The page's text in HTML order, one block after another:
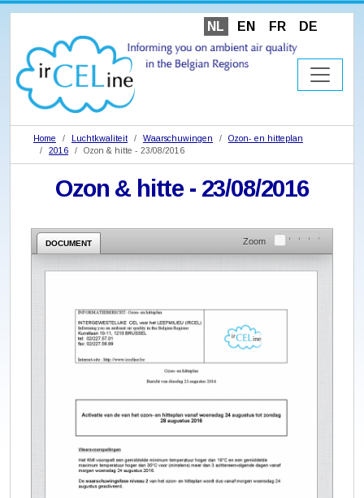
NL EN FR DE
Home Luchtkwaliteit Waarschuwingen
Ozon- en hitteplan
2016
Ozon & hitte - 23/08/2016
Ozon & hitte - 23/08/2016
DOCUMENT Zoom